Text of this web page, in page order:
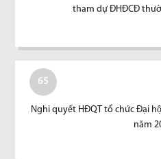
tham dự ĐHĐCĐ
65
Nghi quyết HĐQT tổ chức Đại
năm